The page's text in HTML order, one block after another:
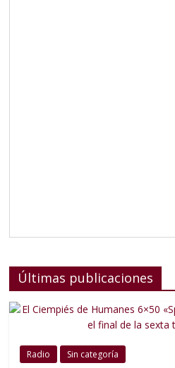
Últimas publicaciones
Radio Sin categoría